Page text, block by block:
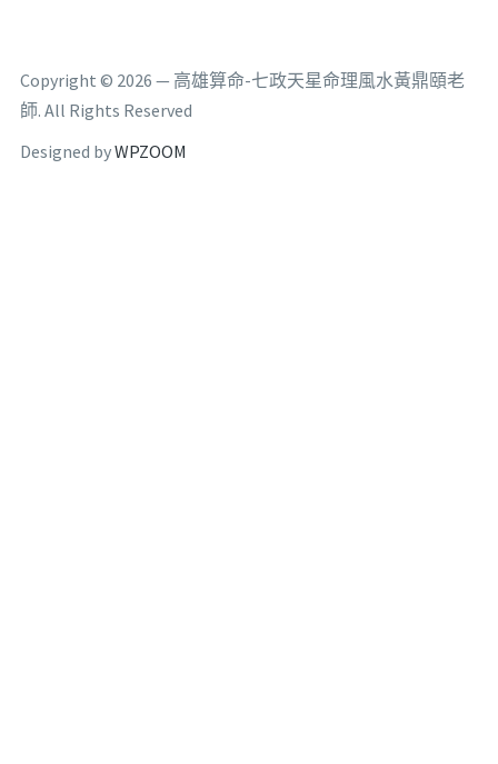
Copyright © 2026 — 高雄算命-七政天星命理風水黃鼎頤老
師. All Rights Reserved
Designed byWPZOOM